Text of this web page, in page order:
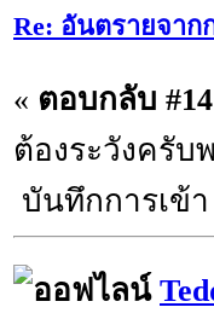
Re: อันตรายจาก
« ตอบกลับ
ต้องระวังครับ
บันทึกการเข้า